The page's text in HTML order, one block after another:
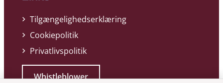
Tilgængelighedserklæring
Cookiepolitik
Privatlivspolitik
Whistleblower